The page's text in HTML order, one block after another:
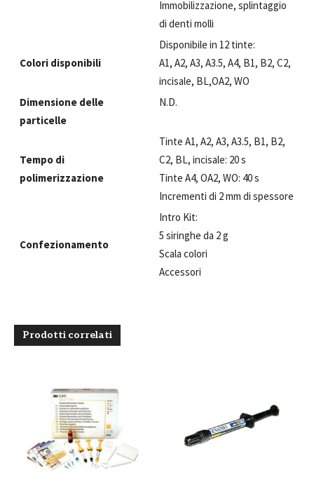
Immobilizzazione, splintaggio
di denti molli
Colori disponibili
Disponibile in 12 tinte:
A1, A2, A3, A3.5, A4, B1, B2, C2,
incisale, BL,OA2, WO
Dimensione delle
particelle
N.D.
Tempo di
polimerizzazione
Tinte A1, A2, A3, A3.5, B1, B2,
C2, BL, incisale: 20 s
Tinte A4, OA2, WO: 40 s
Incrementi di 2 mm di spessore
Confezionamento
Intro Kit:
5 siringhe da 2 g
Scala colori
Accessori
Prodotti correlati